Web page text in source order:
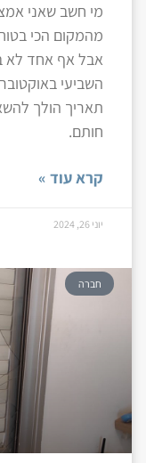
מי חשב שאני
מהמקום הכי
אבל אף אחד לא
השביעי
תאריך הולך
חותם.
קרא עוד »
יוני 26, 2024
חברה